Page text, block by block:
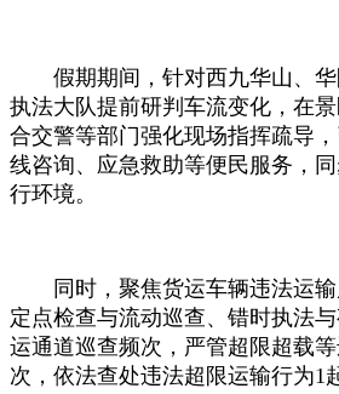
假期期间，针对西九华山、华
执法大队提前研判车流变化，在
合交警等部门强化现场指挥疏导
线咨询、应急救助等便民服务，
行环境。
同时，聚焦货运车辆违法运输
定点检查与流动巡查、错时执法
运通道巡查频次，严管超限超载
次，依法查处违法超限运输行为1